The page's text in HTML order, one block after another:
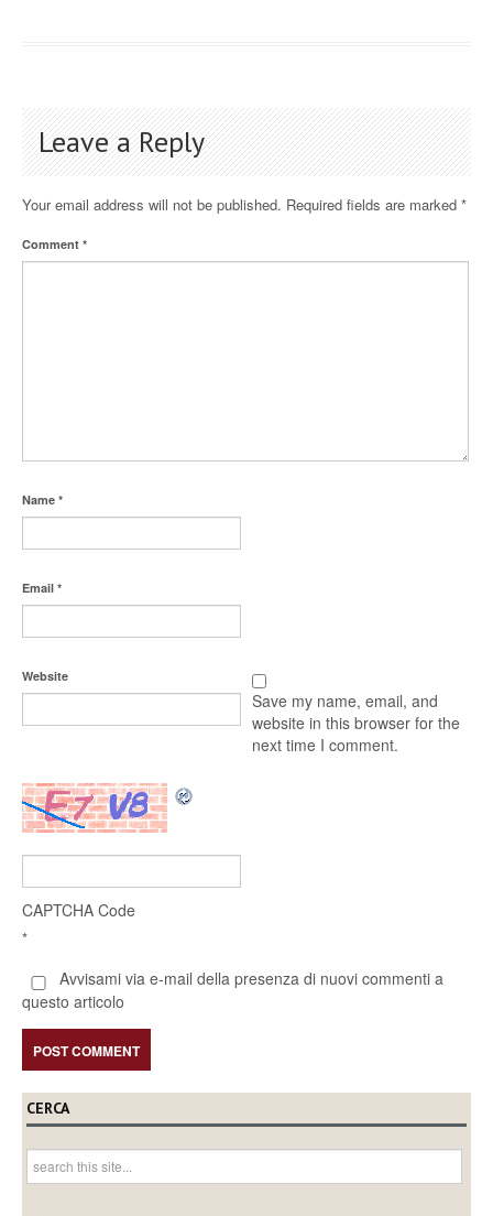
Leave a Reply
Your email address will not be published. Required fields are marked *
Comment *
Name *
Email *
Website
Save my name, email, and
website in this browser for the
next time I comment.
CAPTCHA Code
*
Avvisami via e-mail della presenza di nuovi commenti a
questo articolo
CERCA